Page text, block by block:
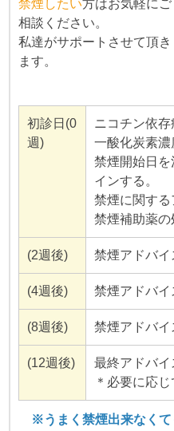
禁煙したい方はお気軽にご
相談ください。
私達がサポートさせて頂き
ます。
初診日(0
週)
ニコチン依存
一酸化炭素濃
禁煙開始日
インする。
禁煙に関する
禁煙補助薬の
(2週後) 禁煙アドバ
(4週後) 禁煙アドバ
(8週後) 禁煙アドバ
(12週後)
最終アドバイ
＊必要に応じ
※うまく禁煙出来なく